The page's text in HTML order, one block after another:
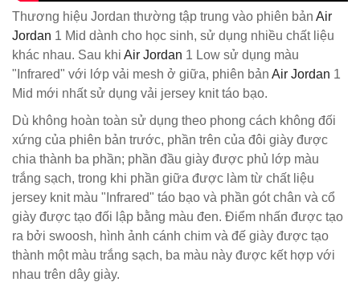
Thương hiệu Jordan thường tập trung vào phiên bản Air
Jordan 1 Mid dành cho học sinh, sử dụng nhiều chất liệu
khác nhau. Sau khi Air Jordan 1 Low sử dụng màu
"Infrared" với lớp vải mesh ở giữa, phiên bản Air Jordan 1
Mid mới nhất sử dụng vải jersey knit táo bạo.
Dù không hoàn toàn sử dụng theo phong cách không đối
xứng của phiên bản trước, phần trên của đôi giày được
chia thành ba phần; phần đầu giày được phủ lớp màu
trắng sạch, trong khi phần giữa được làm từ chất liệu
jersey knit màu "Infrared" táo bạo và phần gót chân và cổ
giày được tạo đối lập bằng màu đen. Điểm nhấn được tạo
ra bởi swoosh, hình ảnh cánh chim và đế giày được tạo
thành một màu trắng sạch, ba màu này được kết hợp với
nhau trên dây giày.